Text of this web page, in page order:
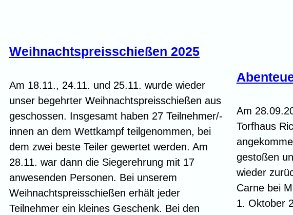
Weihnachtspreisschießen 2025
Am 18.11., 24.11. und 25.11. wurde wieder
unser begehrter Weihnachtspreisschießen aus
geschossen. Insgesamt haben 27 Teilnehmer/-
innen an dem Wettkampf teilgenommen, bei
dem zwei beste Teiler gewertet werden. Am
28.11. war dann die Siegerehrung mit 17
anwesenden Personen. Bei unserem
Weihnachtspreisschießen erhält jeder
Teilnehmer ein kleines Geschenk. Bei den
Am
Torfhaus
gestoßen
wieder
Carne bei
1. Oktober